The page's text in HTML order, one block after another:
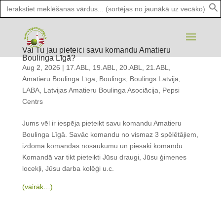
Search
for:
Vai Tu jau pieteici savu komandu Amatieru
Boulinga Līgā?
Aug 2, 2026 | 17.ABL 19.ABL 20.ABL 21.ABL
Amatieru Boulinga Līga
Boulings, Boulings Latvijā
LABA, Latvijas Amatieru Boulinga Asociācija
Pepsi
Centrs
Jums vēl ir iespēja pieteikt savu komandu Amatieru
Boulinga Līgā. Savāc komandu no vismaz 3 spēlētājiem,
izdomā komandas nosaukumu un piesaki komandu.
Komandā var tikt pieteikti Jūsu draugi, Jūsu ģimenes
locekļi, Jūsu darba kolēģi u.c.
(vairāk…)